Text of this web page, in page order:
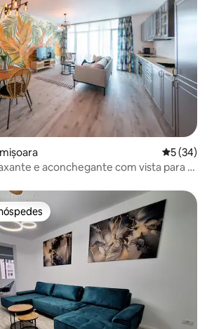
5 de uma
5 (34)
e aconchegante com vista para o
preferidos dos hóspedes